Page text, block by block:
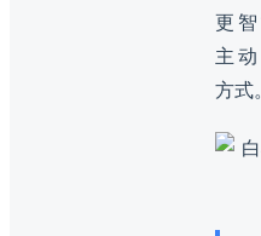
更
主
方式